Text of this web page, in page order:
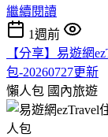
繼續閱讀
1週前
【分享】易遊網
包-20260727更新
懶人包 國內旅遊